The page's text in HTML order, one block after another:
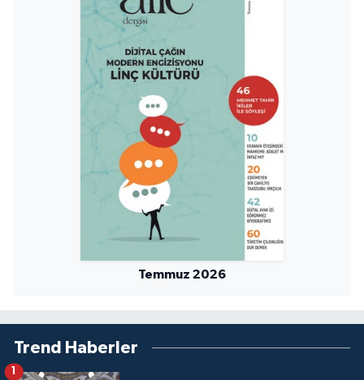
Temmuz 2026
Trend Haberler
Sivas Müftülüğü
Şanlıurfa Müftülüğü
Şırnak Müftülüğü
Tekirdağ Müftülüğü
Tokat Müftülüğü
Trabzon Müftülüğü
Van Müftülüğü